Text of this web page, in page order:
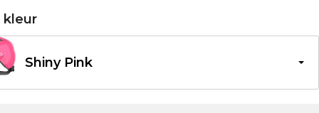
kleur
Shiny Pink